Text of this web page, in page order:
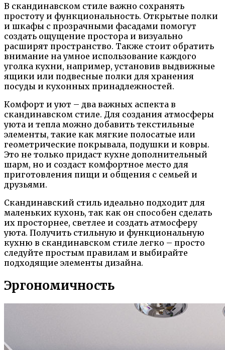
В скандинавском стиле важно сохранять
простоту и функциональность. Открытые полки
и шкафы с прозрачными фасадами помогут
создать ощущение простора и визуально
расширят пространство. Также стоит обратить
внимание на умное использование каждого
уголка кухни, например, установив выдвижные
ящики или подвесные полки для хранения
посуды и кухонных принадлежностей.
Комфорт и уют – два важных аспекта в
скандинавском стиле. Для создания атмосферы
уюта и тепла можно добавить текстильные
элементы, такие как мягкие полосатые или
геометрические покрывала, подушки и ковры.
Это не только придаст кухне дополнительный
шарм, но и создаст комфортное место для
приготовления пищи и общения с семьей и
друзьями.
Скандинавский стиль идеально подходит для
маленьких кухонь, так как он способен сделать
их просторнее, светлее и создать атмосферу
уюта. Получить стильную и функциональную
кухню в скандинавском стиле легко – просто
следуйте простым правилам и выбирайте
подходящие элементы дизайна.
Эргономичность